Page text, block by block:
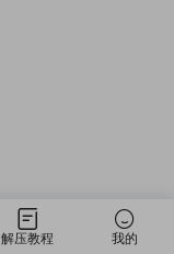
解压教程 我的